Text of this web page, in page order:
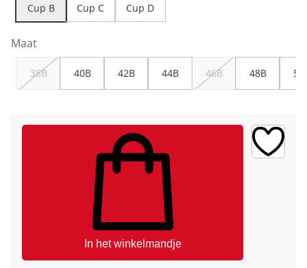
Cup B Cup C Cup D
Maat
38B 40B 42B 44B 46B 48B
In het winkelmandje